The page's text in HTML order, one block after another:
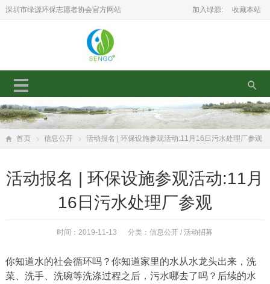
深圳市绿源环保志愿者协会官方网站 加入绿源: 收藏本站
首页 信息公开 活动报名 | 环保设施参观活动:11月16日污水处理厂参观
活动报名 | 环保设施参观活动:11月
16日污水处理厂参观
时间：2019-11-13 分类：信息公开 /活动招募
你知道水的社会循环吗？你知道家里的水从水龙头出来，洗
菜、洗手、洗碗等洗涤过程之后，污水哪去了吗？后续的水